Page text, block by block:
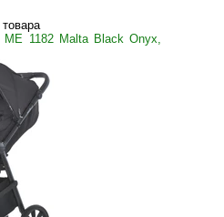
ME 1182 Malta Black Onyx,